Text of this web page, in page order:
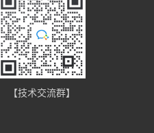
【技术交流群】